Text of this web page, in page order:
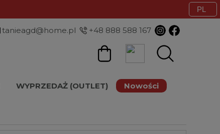
tanieagd@home.pl +48 888 588 167
WYPRZEDAŻ (OUTLET) Nowości